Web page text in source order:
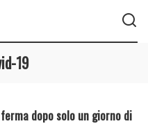
19
ferma dopo solo un giorno di